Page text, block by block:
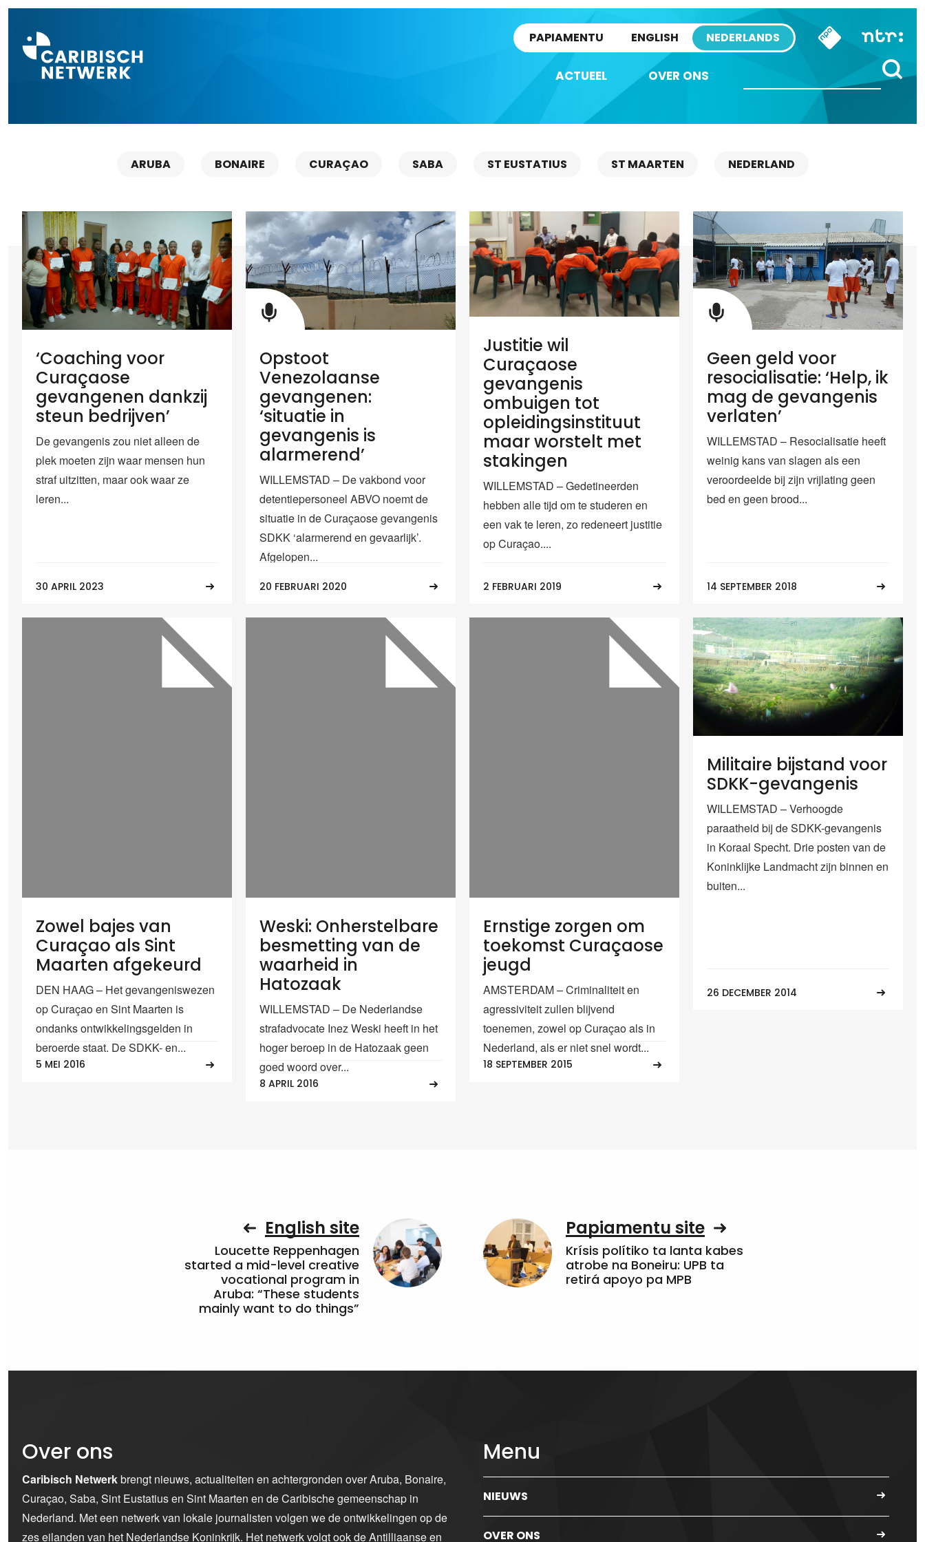
PAPIAMENTU ENGLISH NEDERLANDS
ACTUEEL OVER ONS
ARUBA BONAIRE CURAÇAO SABA ST EUSTATIUS ST MAARTEN NEDERLAND
‘Coaching voor
Curaçaose
gevangenen dankzij
steun bedrijven’
De gevangenis zou niet alleen de
plek moeten zijn waar mensen hun
straf uitzitten, maar ook waar ze
leren...
30 APRIL 2023
Opstoot
Venezolaanse
gevangenen:
‘situatie in
gevangenis is
alarmerend’
WILLEMSTAD – De vakbond voor
detentiepersoneel ABVO noemt de
situatie in de Curaçaose gevangenis
SDKK ‘alarmerend en gevaarlijk’.
Afgelopen...
20 FEBRUARI 2020
Justitie wil
Curaçaose
gevangenis
ombuigen tot
opleidingsinstituut
maar worstelt met
stakingen
WILLEMSTAD – Gedetineerden
hebben alle tijd om te studeren en
een vak te leren, zo redeneert justitie
op Curaçao....
2 FEBRUARI 2019
Geen geld voor
resocialisatie: ‘Help, ik
mag de gevangenis
verlaten’
WILLEMSTAD – Resocialisatie heeft
weinig kans van slagen als een
veroordeelde bij zijn vrijlating geen
bed en geen brood...
14 SEPTEMBER 2018
Zowel bajes van
Curaçao als Sint
Maarten afgekeurd
DEN HAAG – Het gevangeniswezen
op Curaçao en Sint Maarten is
ondanks ontwikkelingsgelden in
beroerde staat. De SDKK- en...
5 MEI 2016
Weski: Onherstelbare
besmetting van de
waarheid in
Hatozaak
WILLEMSTAD – De Nederlandse
strafadvocate Inez Weski heeft in het
hoger beroep in de Hatozaak geen
goed woord over...
8 APRIL 2016
Ernstige zorgen om
toekomst Curaçaose
jeugd
AMSTERDAM – Criminaliteit en
agressiviteit zullen blijvend
toenemen, zowel op Curaçao als in
Nederland, als er niet snel wordt...
18 SEPTEMBER 2015
Militaire bijstand voor
SDKK-gevangenis
WILLEMSTAD – Verhoogde
paraatheid bij de SDKK-gevangenis
in Koraal Specht. Drie posten van de
Koninklijke Landmacht zijn binnen en
buiten...
26 DECEMBER 2014
English site
Loucette Reppenhagen
started a mid-level creative
vocational program in
Aruba: “These students
mainly want to do things”
Papiamentu site
Krísis polítiko ta lanta kabes
atrobe na Boneiru: UPB ta
retirá apoyo pa MPB
Over ons
Caribisch Netwerkbrengt nieuws, actualiteiten en achtergronden over Aruba, Bonaire,
Curaçao, Saba, Sint Eustatius en Sint Maarten en de Caribische gemeenschap in
Nederland. Met een netwerk van lokale journalisten volgen we de ontwikkelingen op de
zes eilanden van het Nederlandse Koninkrijk. Het netwerk volgt ook de Antilliaanse en
Menu
NIEUWS
OVER ONS